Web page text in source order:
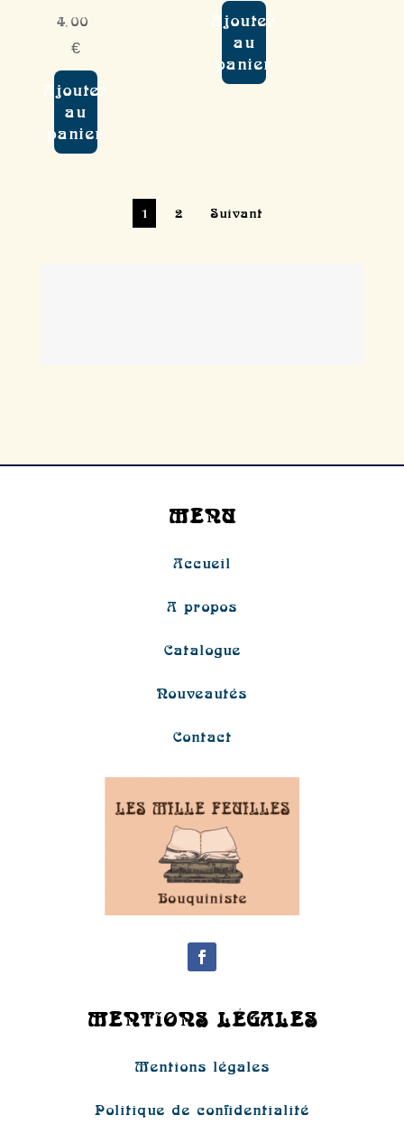
4,00
€
Ajouter
au
panier
Ajouter
au
panier
1 2 Suivant
MENU
Accueil
A propos
Catalogue
Nouveautés
Contact
MENTIONS LÉGALES
Mentions légales
Politique de confidentialité